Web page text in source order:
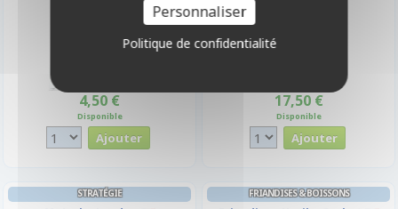
4,50 €
Disponible
17,50 €
Disponible
STRATÉGIE FRIANDISES & BOISSONS
Personnaliser
Politique de confidentialité